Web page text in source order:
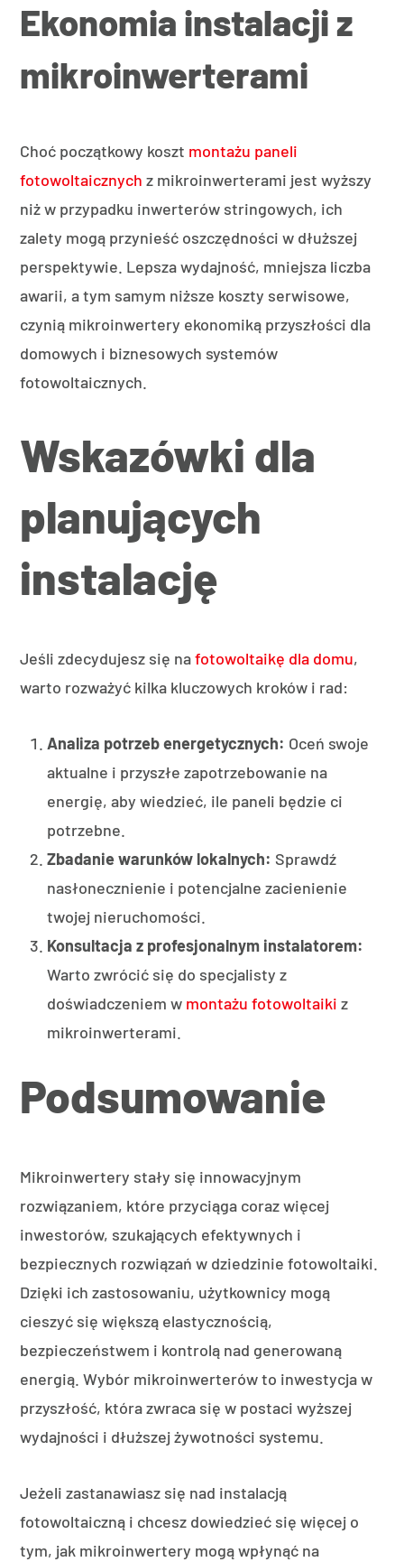
Ekonomia instalacji z
mikroinwerterami
Choć początkowy koszt montażu paneli
fotowoltaicznych z mikroinwerterami jest wyższy
niż w przypadku inwerterów stringowych, ich
zalety mogą przynieść oszczędności w dłuższej
perspektywie. Lepsza wydajność, mniejsza liczba
awarii, a tym samym niższe koszty serwisowe,
czynią mikroinwertery ekonomiką przyszłości dla
domowych i biznesowych systemów
fotowoltaicznych.
Wskazówki dla
planujących
instalację
Jeśli zdecydujesz się nafotowoltaikę dla domu,
warto rozważyć kilka kluczowych kroków i rad:
Analiza potrzeb energetycznych: Oceń swoje
aktualne i przyszłe zapotrzebowanie na
energię, aby wiedzieć, ile paneli będzie ci
potrzebne.
Zbadanie warunków lokalnych: Sprawdź
nasłonecznienie i potencjalne zacienienie
twojej nieruchomości.
Konsultacja z profesjonalnym instalatorem:
Warto zwrócić się do specjalisty z
doświadczeniem w montażu fotowoltaiki z
mikroinwerterami.
Podsumowanie
Mikroinwertery stały się innowacyjnym
rozwiązaniem, które przyciąga coraz więcej
inwestorów, szukających efektywnych i
bezpiecznych rozwiązań w dziedzinie fotowoltaiki.
Dzięki ich zastosowaniu, użytkownicy mogą
cieszyć się większą elastycznością,
bezpieczeństwem i kontrolą nad generowaną
energią. Wybór mikroinwerterów to inwestycja w
przyszłość, która zwraca się w postaci wyższej
wydajności i dłuższej żywotności systemu.
Jeżeli zastanawiasz się nad instalacją
fotowoltaiczną i chcesz dowiedzieć się więcej o
tym, jak mikroinwertery mogą wpłynąć na